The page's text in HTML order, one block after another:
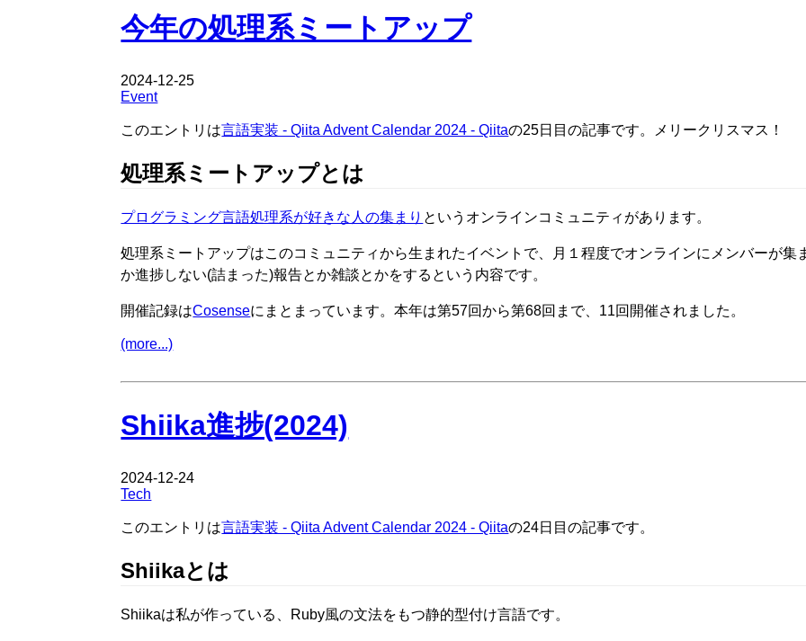
今年の処理系ミートアップ
2024-12-25
Event
このエントリは言語実装 - Qiita Advent Calendar 2024 - Qiitaの25日目の記事です。メリークリスマス！
処理系ミートアップとは
プログラミング言語処理系が好きな人の集まり というオンラインコミュニティがあります。
処理系ミートアップはこのコミュニティから生まれたイベントで、月１程度でオンラインにメンバーが集
か進捗しない(詰まった)報告とか雑談とかをするという内容です。
開催記録はCosenseにまとまっています。本年は第57回から第68回まで、11回開催されました。
(more...)
Shiika進捗(2024)
2024-12-24
Tech
このエントリは言語実装 - Qiita Advent Calendar 2024 - Qiitaの24日目の記事です。
Shiikaとは
Shiikaは私が作っている、Ruby風の文法をもつ静的型付け言語です。